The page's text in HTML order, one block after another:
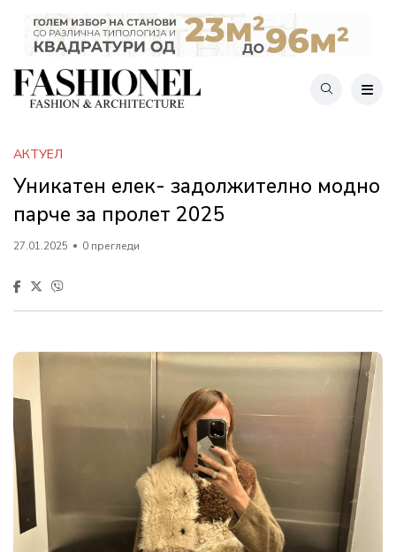
АКТУЕЛ
Уникатен елек- задолжително модно
парче за пролет 2025
27.01.2025 0 прегледи